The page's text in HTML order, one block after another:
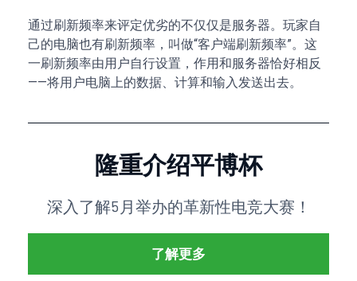
通过刷新频率来评定优劣的不仅仅是服务器。玩家自
己的电脑也有刷新频率，叫做“客户端刷新频率”。这
一刷新频率由用户自行设置，作用和服务器恰好相反
——将用户电脑上的数据、计算和输入发送出去。
隆重介绍平博杯
深入了解5月举办的革新性电竞大赛！
了解更多